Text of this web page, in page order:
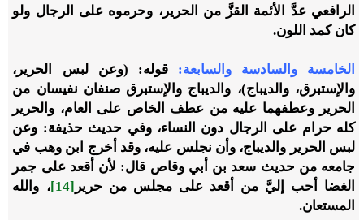
الرافعي عدَّ الأئمة القزَّ من الحرير، وحرموه على الرجال ولو
كان كمد اللون.
الخامسة والسادسة والسابعة:قوله: (وعن لبس الحرير،
والإستبرق، والديباج)، والديباج والإستبرق صنفان نفيسان من
الحرير وعطفهما عليه من عطف الخاص على العام، والحرير
كله حرام على الرجال دون النساء، وفي حديث حذيفة: وعن
لبس الحرير والديباج، وأن نجلس عليه، وقد أخرج ابن وهب في
جامعه من حديث سعد بن أبي وقاص قال: لأن أقعد على جمر
الغضا أحب إليَّ من أقعد على مجلس من حرير [14]
، والله
المستعان.